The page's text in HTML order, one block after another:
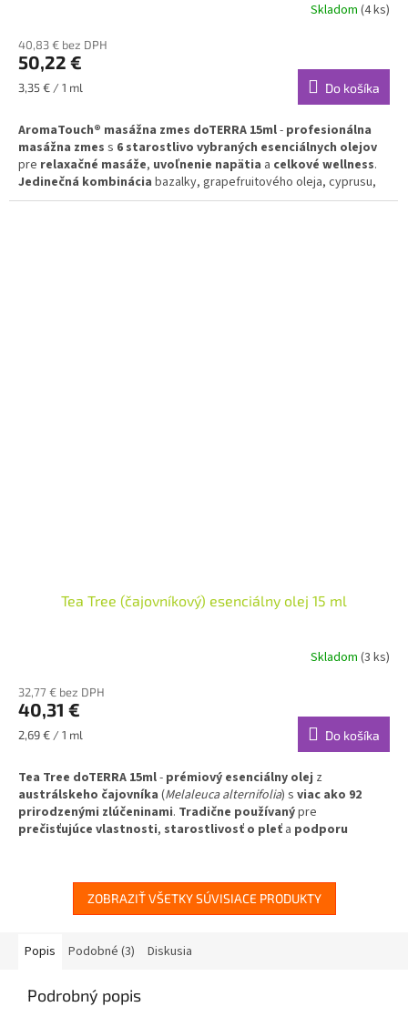
Skladom (4 ks)
40,83 € bez DPH
50,22 €
Jednotková
3,35 € / 1 ml Do košíka
AromaTouch® masážna zmes doTERRA 15ml- profesionálna
masážna zmes s 6 starostlivo vybraných esenciálnych olejov
pre relaxačné masáže, uvoľnenie napätia a celkové wellness.
Jedinečná kombinácia bazalky, grapefruitového oleja, cyprusu,
majorána, mäty piepornej a levandule predokonalú masážnu
Tea Tree (čajovníkový) esenciálny olej 15 ml
produktu
je
5,0
hviezdičiek.
Skladom(3 ks)
32,77 € bez DPH
40,31 €
Jednotková
2,69 € / 1 ml Do košíka
Tea Tree doTERRA 15ml- prémiový esenciálny olej z
austrálskeho čajovníka (Melaleuca alternifolia) s viac ako 92
prirodzenými zlúčeninami. Tradične používanýpre
prečisťujúce vlastnosti, starostlivosť o pleť a podporu
Prečisťujúce vlastnosti- tradičné použitie pre čistú pokožku
Starostlivosť o pleť- podporuje zdravý vzhľad pleti
✅Upokojenie po holení- jemné ukľudnenie podráždenia
Váš prirodzený spojenec pre dennú starostlivosť o pleť. Čajovník,
ZOBRAZIŤ VŠETKY SÚVISIACE PRODUKTY
Popis Podobné (3) Diskusia
Podrobný popis